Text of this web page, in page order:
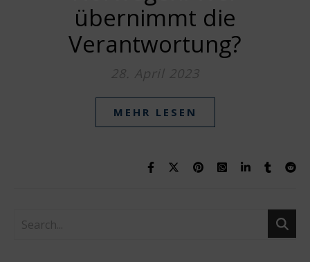
übernimmt die
Verantwortung?
28. April 2023
MEHR LESEN